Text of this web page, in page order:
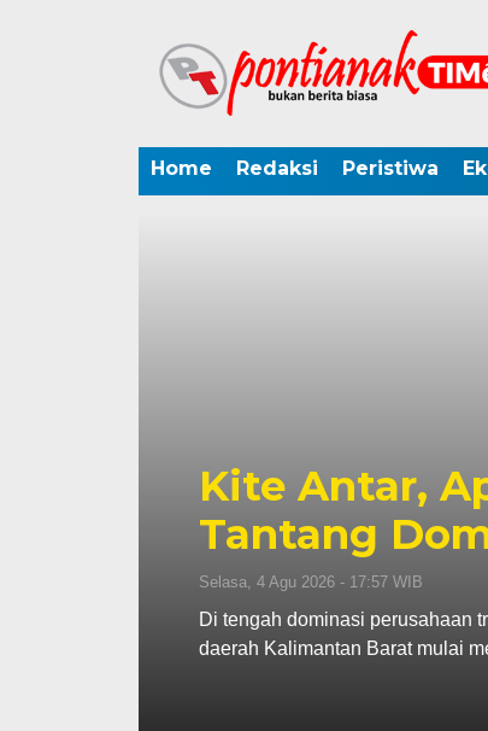
Home Redaksi Peristiwa
Kite Antar,
Tantang
Selasa, 4 Agu 2026 - 17:57 WIB
Di tengah dominasi perusahaan
daerah Kalimantan Barat mulai